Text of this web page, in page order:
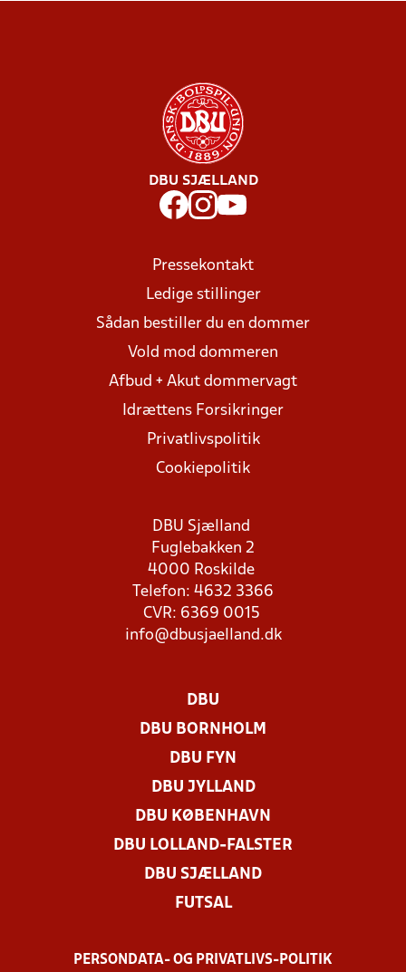
DBU SJÆLLAND
Pressekontakt
Ledige stillinger
Sådan bestiller du en dommer
Vold mod dommeren
Afbud + Akut dommervagt
Idrættens Forsikringer
Privatlivspolitik
Cookiepolitik
DBU Sjælland
Fuglebakken 2
4000 Roskilde
Telefon: 4632 3366
CVR: 6369 0015
info@dbusjaelland.dk
DBU
DBU BORNHOLM
DBU FYN
DBU JYLLAND
DBU KØBENHAVN
DBU LOLLAND-FALSTER
DBU SJÆLLAND
FUTSAL
PERSONDATA- OG PRIVATLIVS-POLITIK